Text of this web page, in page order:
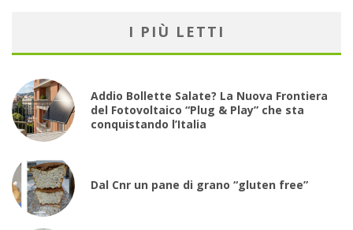
I PIÙ LETTI
Addio Bollette Salate? La Nuova Frontiera
del Fotovoltaico “Plug & Play” che sta
conquistando l’Italia
Dal Cnr un pane di grano “gluten free”